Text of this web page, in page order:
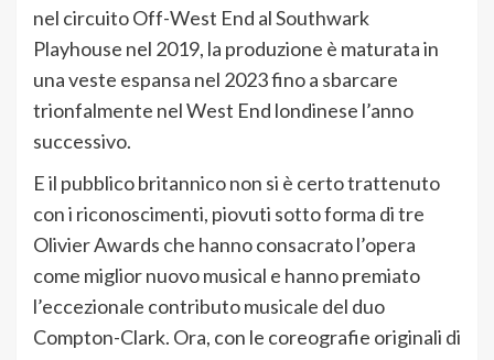
nel circuito Off-West End al Southwark
Playhouse nel 2019, la produzione è maturata in
una veste espansa nel 2023 fino a sbarcare
trionfalmente nel West End londinese l’anno
successivo.
E il pubblico britannico non si è certo trattenuto
con i riconoscimenti, piovuti sotto forma di tre
Olivier Awards che hanno consacrato l’opera
come miglior nuovo musical e hanno premiato
l’eccezionale contributo musicale del duo
Compton-Clark. Ora, con le coreografie originali di